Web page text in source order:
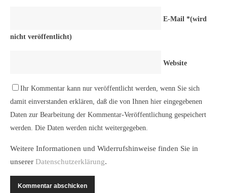
E-Mail *(wird
nicht veröffentlicht)
Website
Ihr Kommentar kann nur veröffentlicht werden, wenn Sie sich
damit einverstanden erklären, daß die von Ihnen hier eingegebenen
Daten zur Bearbeitung der Kommentar-Veröffentlichung gespeichert
werden. Die Daten werden nicht weitergegeben.
Weitere Informationen und Widerrufshinweise finden Sie in
unserer Datenschutzerklärung.